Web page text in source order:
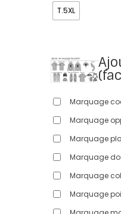
T.5XL
Marquage
Marquage
Marquage
Marquage
Marquage col
Marquage